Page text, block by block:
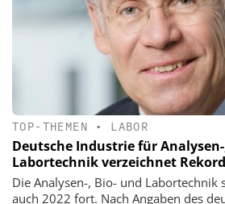
TOP-THEMEN • LABOR
Deutsche Industrie für
Labortechnik verzeichnet
Die Analysen-, Bio- und Labortechnik
auch 2022 fort. Nach Angaben des